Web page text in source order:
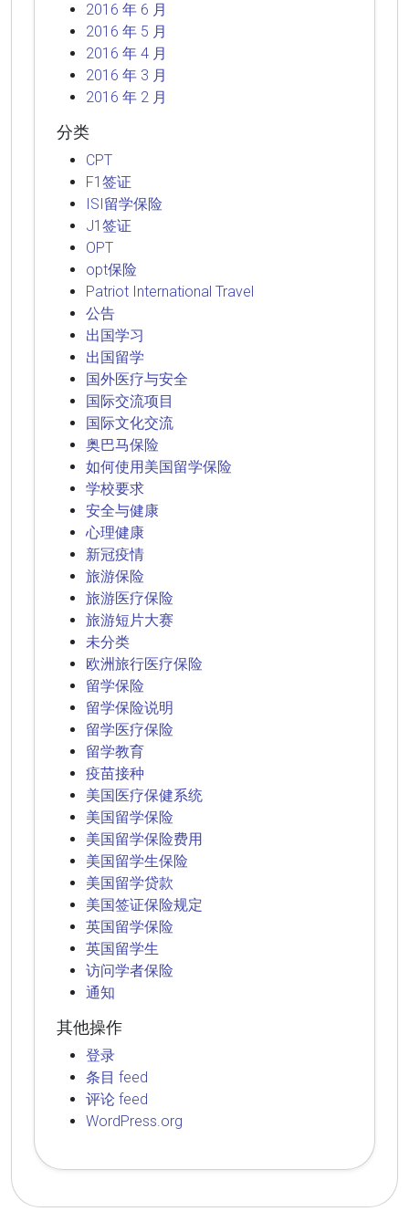
2016 年 6 月
2016 年 5 月
2016 年 4 月
2016 年 3 月
2016 年 2 月
分类
CPT
F1签证
ISI留学保险
J1签证
OPT
opt保险
Patriot International Travel
公告
出国学习
出国留学
国外医疗与安全
国际交流项目
国际文化交流
奥巴马保险
如何使用美国留学保险
学校要求
安全与健康
心理健康
新冠疫情
旅游保险
旅游医疗保险
旅游短片大赛
未分类
欧洲旅行医疗保险
留学保险
留学保险说明
留学医疗保险
留学教育
疫苗接种
美国医疗保健系统
美国留学保险
美国留学保险费用
美国留学生保险
美国留学贷款
美国签证保险规定
英国留学保险
英国留学生
访问学者保险
通知
其他操作
登录
条目 feed
评论 feed
WordPress.org